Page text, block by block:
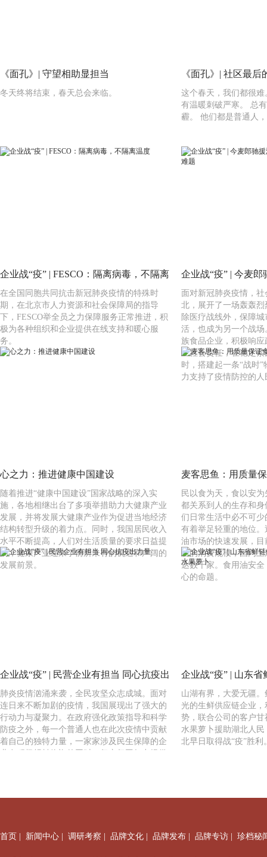
《面孔》| 守望相助显担当
冬天终将结束，春天总会来临。
《面孔》| 社区最后
这个春天，我们都很
有温暖刺破严寒。 总
霾。 他们都是普通人
企业战“疫” | FESCO：隔离病毒，不隔离
温度
​在全国同胞共同抗击新冠肺炎疫情的特殊时
期，在北京市人力资源和社会保障局的指导
下，FESCO举全员之力保障服务正常推进，积
极为各种组织和企业提供在线支持和暖心服
务。
企业战“疫” | 今麦郎
开”解一线喝水难题
面对新冠肺炎疫情，
北，展开了一场轰轰
除医疗战线外，保障
活，也成为另一个战
族食品企业，积极响
业社会责任，在稳定
时，搭建起一条“战时
力支持了疫情防控的人
心之力：推进健康中国建设
随着推进“健康中国建设”国家战略的深入实
施，各地相继出台了多项举措助力大健康产业
发展，并将发展大健康产业作为促进当地经济
结构转型升级的着力点。同时，我国居民收入
水平不断提高，人们对生活质量的要求日益提
高，健康产业迎来了前所未有的机遇和广阔的
发展前景。
麦客思鱼：用质量
民以食为天，食以安
都关系到人的生存和
们日常生活中必不可
有着举足轻重的地位
油市场的快速发展，目
右的消费规模，国内
达数千家。食用油安
心的命题。
企业战“疫” | 民营企业有担当 同心抗疫出
力量
肺炎疫情汹涌来袭，全民攻坚众志成城。面对
连日来不断加剧的疫情，我国展现出了强大的
行动力与凝聚力。在政府强化政策指导和科学
防疫之外，每一个普通人也在此次疫情中贡献
着自己的独特力量，一家家涉及民生保障的企
企业战“疫” | 山东
为湖北捐赠水果萝卜
山湖有界，大爱无疆
光的生鲜供应链企业
势，联合公司的客户
水果萝卜援助湖北人
北早日取得战“疫”胜利
首页 新闻中心 调研考察 品牌文化 品牌发布 品牌专访 珍档秘